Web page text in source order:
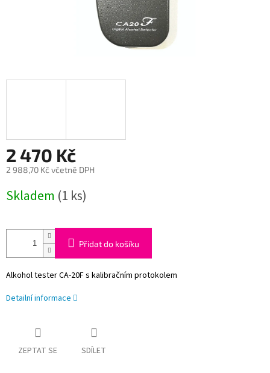
2 470 Kč
2 988,70 Kč včetně DPH
cena:
Skladem (1 ks)
Přidat do košíku
Alkohol tester CA-20F s kalibračním protokolem
Detailní informace
ZEPTAT SE SDÍLET